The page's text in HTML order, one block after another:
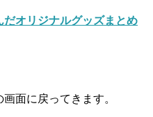
オリジナルグッズまとめ
面に戻ってきます。